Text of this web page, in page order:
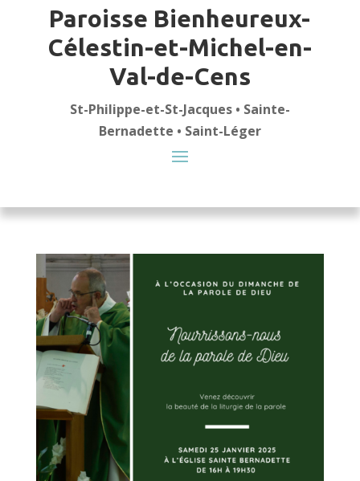
Paroisse Bienheureux-
Célestin-et-Michel-en-
Val-de-Cens
St-Philippe-et-St-Jacques • Sainte-
Bernadette • Saint-Léger